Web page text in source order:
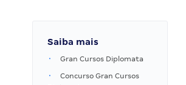
Saiba mais
Gran Cursos Diplomata
Concurso Gran Cursos